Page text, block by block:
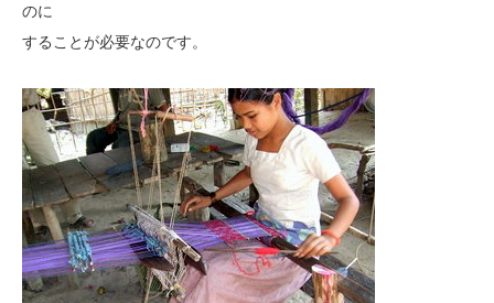
のに
することが必要なのです。